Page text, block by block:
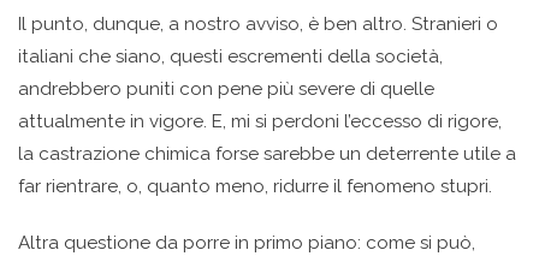
Il punto, dunque, a nostro avviso, è ben altro. Stranieri o
italiani che siano, questi escrementi della società,
andrebbero puniti con pene più severe di quelle
attualmente in vigore. E, mi si perdoni l’eccesso di rigore,
la castrazione chimica forse sarebbe un deterrente utile a
far rientrare, o, quanto meno, ridurre il fenomeno stupri.
Altra questione da porre in primo piano: come si può,